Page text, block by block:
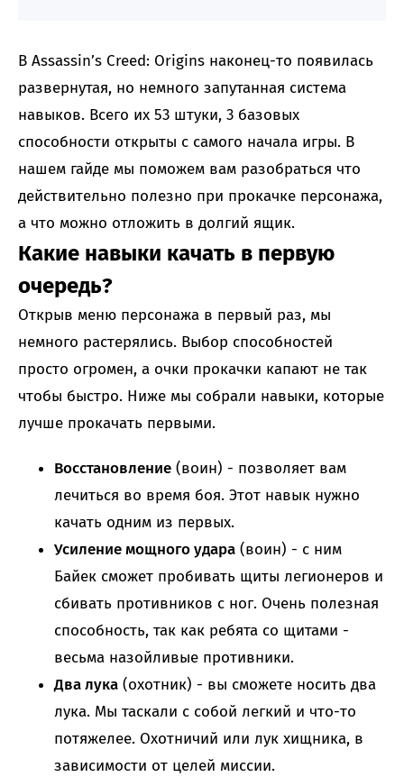
В Assassin’s Creed: Origins наконец-то появилась
развернутая, но немного запутанная система
навыков. Всего их 53 штуки, 3 базовых
способности открыты с самого начала игры. В
нашем гайде мы поможем вам разобраться что
действительно полезно при прокачке персонажа,
а что можно отложить в долгий ящик.
Какие навыки качать в первую
очередь?
Открыв меню персонажа в первый раз, мы
немного растерялись. Выбор способностей
просто огромен, а очки прокачки капают не так
чтобы быстро. Ниже мы собрали навыки, которые
лучше прокачать первыми.
Восстановление (воин) - позволяет вам
лечиться во время боя. Этот навык нужно
качать одним из первых.
Усиление мощного удара (воин) - с ним
Байек сможет пробивать щиты легионеров и
сбивать противников с ног. Очень полезная
способность, так как ребята со щитами -
весьма назойливые противники.
Два лука (охотник) - вы сможете носить два
лука. Мы таскали с собой легкий и что-то
потяжелее. Охотничий или лук хищника, в
зависимости от целей миссии.